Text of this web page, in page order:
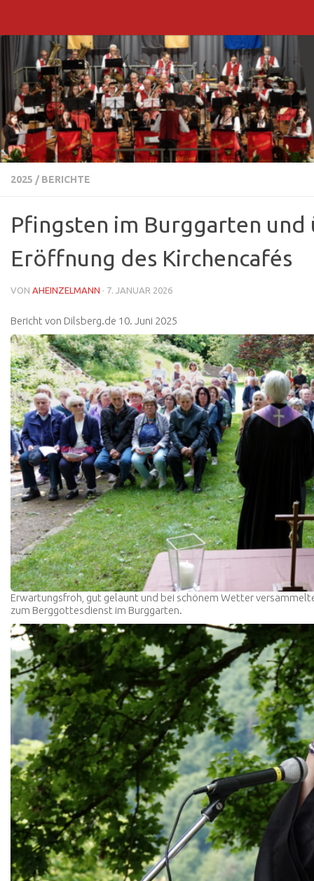
2025 / BERICHTE
Pfingsten im Burggarten
Eröffnung des Kirchencafés
VON AHEINZELMANN · 7. JANUAR 2026
Bericht von Dilsberg.de 10. Juni 2025
Erwartungsfroh, gut gelaunt und bei schönem Wetter
zum Berggottesdienst im Burggarten.